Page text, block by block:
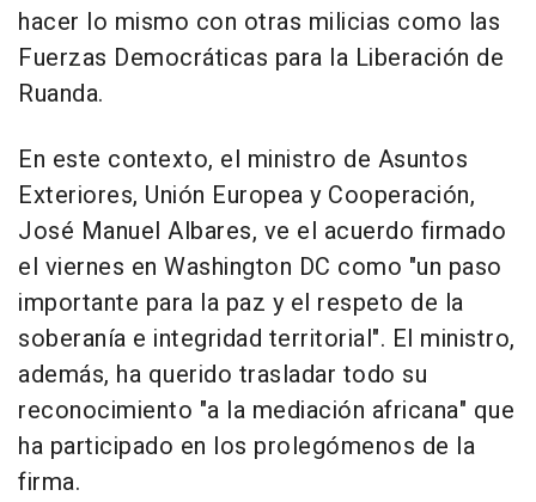
hacer lo mismo con otras milicias como las
Fuerzas Democráticas para la Liberación de
Ruanda.
En este contexto, el ministro de Asuntos
Exteriores, Unión Europea y Cooperación,
José Manuel Albares, ve el acuerdo firmado
el viernes en Washington DC como "un paso
importante para la paz y el respeto de la
soberanía e integridad territorial". El ministro,
además, ha querido trasladar todo su
reconocimiento "a la mediación africana" que
ha participado en los prolegómenos de la
firma.